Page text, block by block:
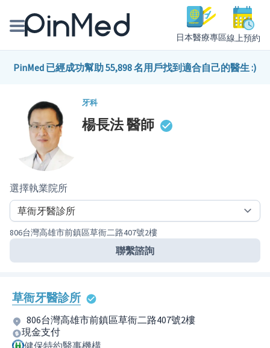
日本醫療專區線上預約
線上預約醫師、院所
健康主題館
PinMed 已經成功幫助 55,898 名用戶找到適合自己的醫生 :)
牙科
楊長法醫師
選擇執業院所
806台灣高雄市前鎮區草衙二路407號2樓
聯繫諮詢
草衙牙醫診所
806台灣高雄市前鎮區草衙二路407號2樓
現金支付
健保特約醫事機構